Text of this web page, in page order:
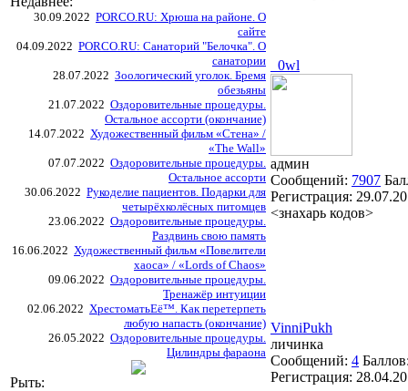
30.09.2022 PORCO.RU: Хрюша на районе. О
сайте
04.09.2022 PORCO.RU: Санаторий "Белочка". О
санатории
28.07.2022 Зоологический уголок. Бремя
обезьяны
21.07.2022 Оздоровительные процедуры.
Остальное ассорти (окончание)
14.07.2022 Художественный фильм «Стена» /
«The Wall»
07.07.2022 Оздоровительные процедуры.
Остальное ассорти
30.06.2022 Рукоделие пациентов. Подарки для
четырёхколёсных питомцев
23.06.2022 Оздоровительные процедуры.
Раздвинь свою память
16.06.2022 Художественный фильм «Повелители
хаоса» / «Lords of Chaos»
09.06.2022 Оздоровительные процедуры.
Тренажёр интуиции
02.06.2022 ХрестоматьЕё™. Как перетерпеть
любую напасть (окончание)
26.05.2022 Оздоровительные процедуры.
Цилиндры фараона
Рыть:
_0wl
админ
Сообщений: 7907
Регистрация:
<знахарь кодов>
VinniPukh
личинка
Сообщений: 4
Регистрация: